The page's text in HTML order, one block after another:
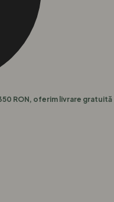
RON, oferim livrare gratuită